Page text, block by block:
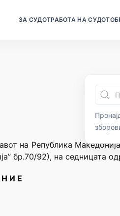
ЗА СУДОТРАБОТА НА СУДОТ
на Република
бр.70/92), на седницата
И Е